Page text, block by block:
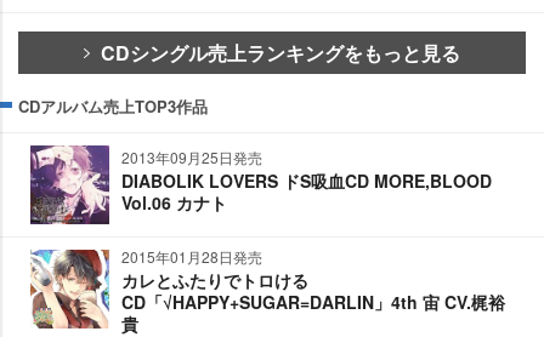
CDシングル売上ランキングをもっと見る
CDアルバム売上TOP3作品
2013年09月25日発売
DIABOLIK LOVERS ドS吸血CD MORE,BLOOD
Vol.06 カナト
2015年01月28日発売
カレとふたりでトロける
CD「√HAPPY+SUGAR=DARLIN」4th 宙 CV.梶裕
貴